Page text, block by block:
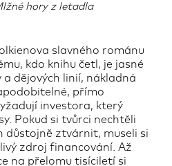
hory z letadla
slavného románu
kdo knihu četl, je jasné
dějových linií, nákladná
přímo
investora, který
Pokud si tvůrci nechtěli
důstojně ztvárnit, museli si
zdroj financování. Až
na přelomu tisíciletí si